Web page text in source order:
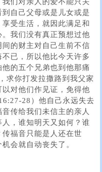
自己父母或是儿女或是
受生活，就因此满足和
我们没有真正预想过他
的财主对自己生前不信
已，所以他比今天许多
的五个兄弟也到他那痛
求你打发拉撒路到我父家
对他们作见证，免得他
28）他自己永远失去
传给我们未信主的亲人
，谁知明天又如何？谁
福音只能是人还在世
会就自动丧失了。